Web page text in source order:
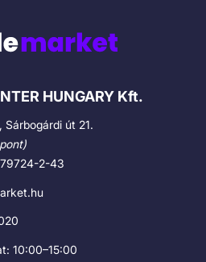
HUNGARY Kft.
Sárbogárdi út 21.
2-43
10:00–15:00